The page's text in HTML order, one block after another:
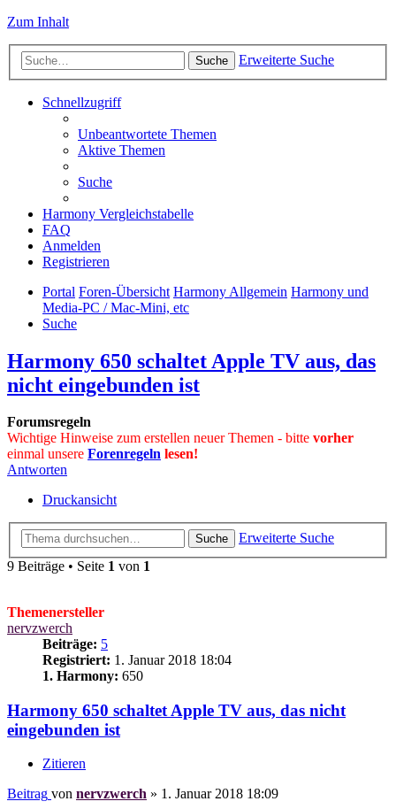
Zum Inhalt
Suche Erweiterte Suche
Schnellzugriff
Unbeantwortete Themen
Aktive Themen
Suche
Harmony Vergleichstabelle
FAQ
Anmelden
Registrieren
Portal Foren-Übersicht Harmony Allgemein Harmony und
Media-PC / Mac-Mini, etc
Suche
Harmony 650 schaltet Apple TV aus, das
nicht eingebunden ist
Forumsregeln
Wichtige Hinweise zum erstellen neuer Themen - bitte vorher
einmal unsere Forenregeln lesen!
Antworten
Druckansicht
Suche
Erweiterte Suche
9 Beiträge • Seite 1 von 1
Themenersteller
nervzwerch
Beiträge: 5
Registriert: 1. Januar 2018 18:04
1. Harmony: 650
Harmony 650 schaltet Apple TV aus, das nicht
eingebunden ist
Zitieren
Beitrag von nervzwerch » 1. Januar 2018 18:09